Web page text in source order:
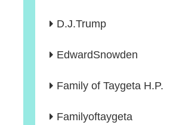
D.J.Trump
EdwardSnowden
Family of Taygeta H.P.
Familyoftaygeta